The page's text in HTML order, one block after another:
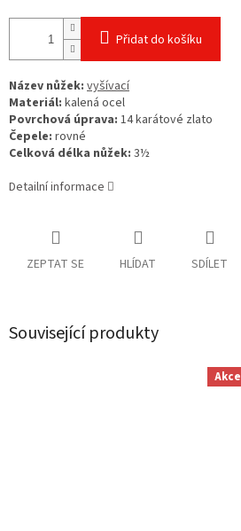
Přidat do košíku
Název nůžek: vyšívací
Materiál: kalená ocel
Povrchová úprava: 14 karátové zlato
Čepele: rovné
Celková délka nůžek: 3½
Detailní informace
ZEPTAT SE HLÍDAT SDÍLET
Související produkty
Akce